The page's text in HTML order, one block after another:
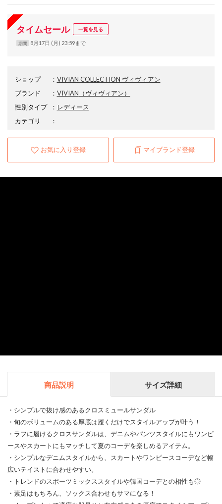
タイムセール 一覧を見る
期間 8月17日 (月) 23:59まで
ショップ ： VIVIAN COLLECTION ヴィヴィアン
ブランド
： VIVIAN （ヴィヴィアン）
性別タイプ
： レディース
カテゴリ
：
お気に入り登録 マイブランド登録
商品説明 サイズ詳細
・シンプルで抜け感のあるクロスミュールサンダル
・旬のボリュームのある厚底は履くだけでスタイルアップが叶う！
・ラフに履けるクロスサンダルは、デニムやパンツスタイルにもワンピ
ースやスカートにもマッチして夏のコーデを楽しめるアイテム。
・シンプルなデニムスタイルから、スカートやワンピースコーデなど幅
広いテイストに合わせやすい。
・トレンドのスポーツミックススタイルや韓国コーデとの相性も◎
・素足はもちろん、ソックス合わせもサマになる！